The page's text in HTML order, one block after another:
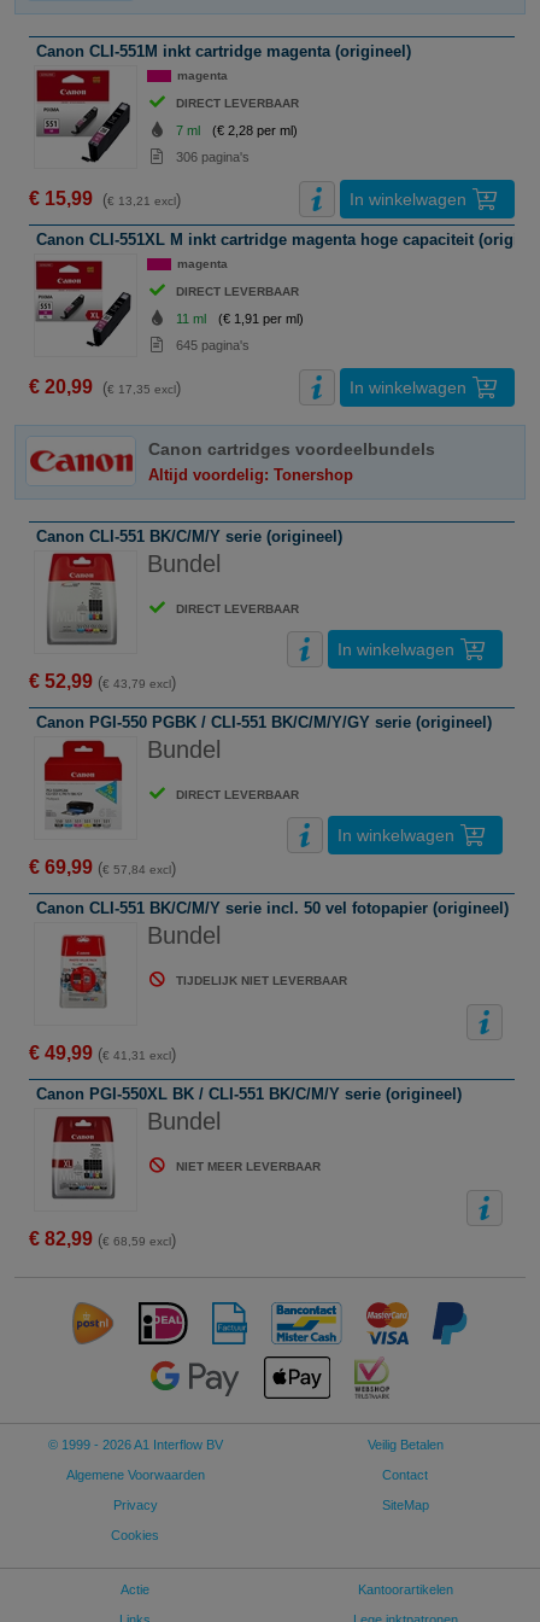
Canon CLI-551M inkt cartridge magenta (origineel)
magenta
DIRECT LEVERBAAR
7 ml
(€ 2,28 per ml)
306 pagina's
€ 15,99 (€ 13,21 excl) In winkelwagen
Canon CLI-551XL M inkt cartridge magenta hoge capaciteit
magenta
DIRECT LEVERBAAR
11 ml
(€ 1,91 per ml)
645 pagina's
€ 20,99 (€ 17,35 excl) In winkelwagen
Canon cartridges voordeelbundels
Altijd voordelig: Tonershop
Canon CLI-551 BK/C/M/Y serie (origineel)
Bundel
DIRECT LEVERBAAR
€ 52,99 (€ 43,79 excl)
In winkelwagen
Canon PGI-550 PGBK / CLI-551 BK/C/M/Y/GY serie (origineel)
Bundel
DIRECT LEVERBAAR
€ 69,99 (€ 57,84 excl)
In winkelwagen
Canon CLI-551 BK/C/M/Y serie incl. 50 vel fotopapier (origineel)
Bundel
TIJDELIJK NIET LEVERBAAR
€ 49,99 (€ 41,31 excl)
Canon PGI-550XL BK / CLI-551 BK/C/M/Y serie (origineel)
Bundel
NIET MEER LEVERBAAR
€ 82,99 (€ 68,59 excl)
© 1999 - 2026 A1 Interflow BV
Algemene Voorwaarden
Privacy
Cookies
Veilig Betalen
Contact
SiteMap
Actie Kantoorartikelen